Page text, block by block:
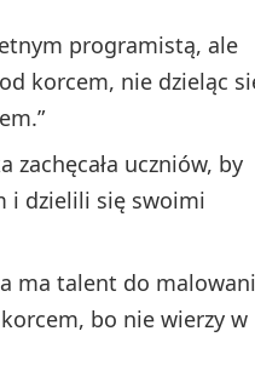
programistą, ale
korcem, nie dzieląc
zachęcała uczniów, by
i dzielili się swoimi
ma talent do
bo nie wierzy w